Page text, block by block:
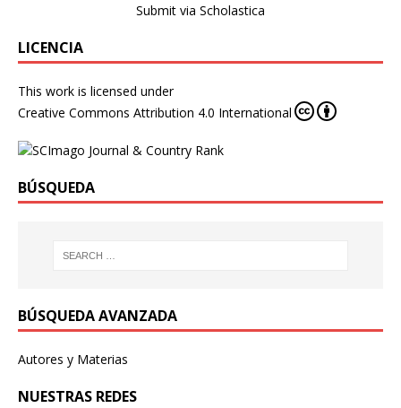
Submit via Scholastica
LICENCIA
This work is licensed under
Creative Commons Attribution 4.0 International
BÚSQUEDA
BÚSQUEDA AVANZADA
Autores y Materias
NUESTRAS REDES